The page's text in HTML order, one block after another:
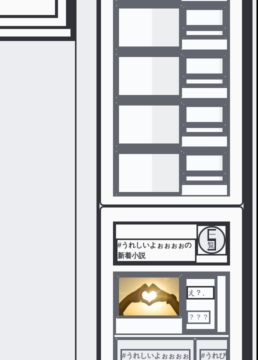
#うれしいよぉぉぉぉの
新着小説
一
覧
え？、
？？？
#うれしいよぉぉぉぉ #うれぴ